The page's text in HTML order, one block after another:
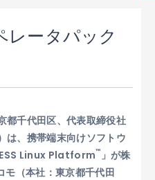
レータパック
都千代田区、代表取締役社
、携帯端末向けソフトウ
Linux Platform™」が株
モ（本社：東京都千代田